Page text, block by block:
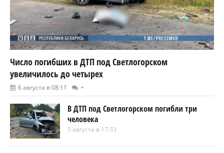
Число погибших в ДТП под Светлогорском
увеличилось до четырех
6 августа в 08:11 +
В ДТП под Светлогорском погибли три
человека
5 августа в 17:33